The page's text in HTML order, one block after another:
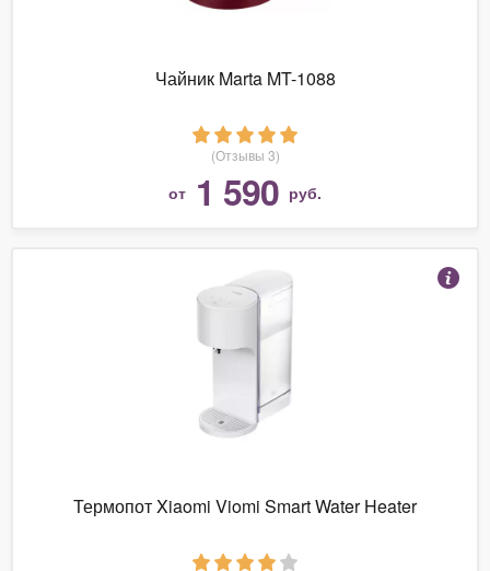
Чайник Marta MT-1088
(Отзывы 3)
от 1 590 руб.
Термопот Xiaomi Viomi Smart Water Heater